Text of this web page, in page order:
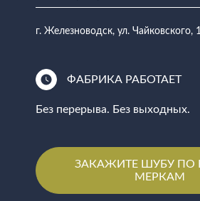
г. Железноводск, ул. Чайковского,
ФАБРИКА РАБОТАЕТ
Без перерыва. Без выходных.
ЗАКАЖИТЕ ШУБУ ПО
МЕРКАМ